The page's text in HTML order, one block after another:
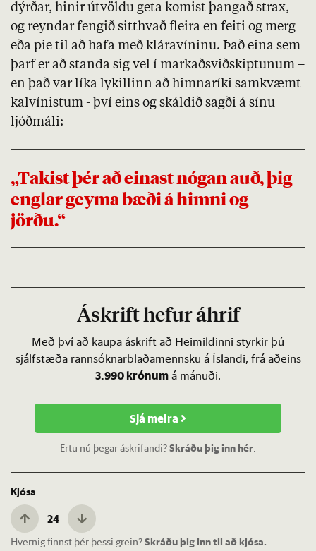
dýrðar, hinir útvöldu geta komist þangað strax,
og reyndar fengið sitthvað fleira en feiti og merg
eða pie til að hafa með kláravíninu. Það eina sem
þarf er að standa sig vel í markaðsviðskiptunum –
en það var líka lykillinn að himnaríki samkvæmt
kalvínistum - því eins og skáldið sagði á sínu
ljóðmáli:
„Takist þér að einast nógan auð, þig
englar geyma bæði á himni og
jörðu.“
Áskrift hefur áhrif
Með því að kaupa áskrift að Heimildinni styrkir þú
sjálfstæða rannsóknarblaðamennsku á Íslandi, frá aðeins
3.990 krónum á mánuði.
Sjá meira
Ertu nú þegar áskrifandi?Skráðu þig inn hér.
Kjósa
24
Hvernig finnst þér þessi grein?Skráðu þig inn til að kjósa.